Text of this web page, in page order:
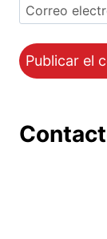
Correo